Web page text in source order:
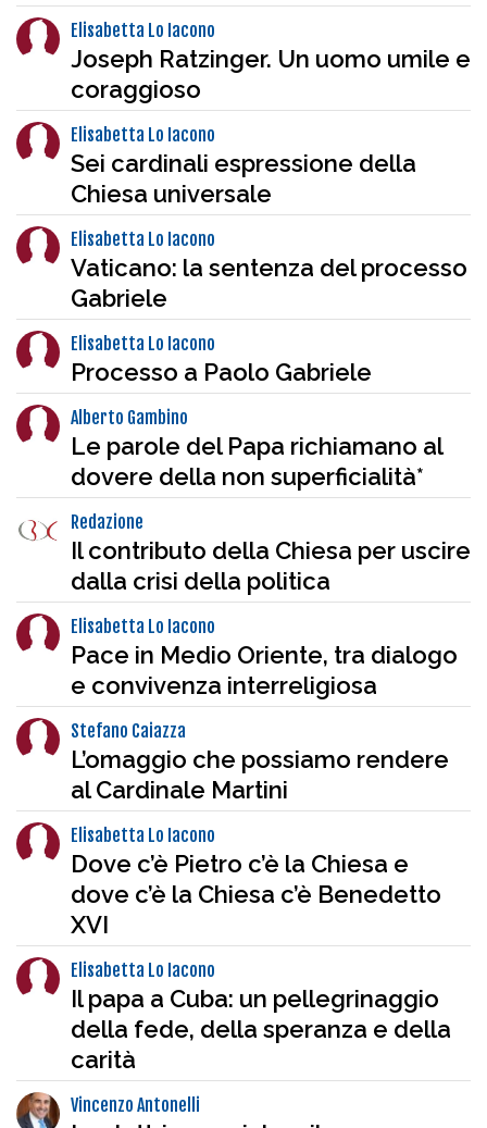
Elisabetta Lo Iacono
Joseph Ratzinger. Un uomo umile e
coraggioso
Elisabetta Lo Iacono
Sei cardinali espressione della
Chiesa universale
Elisabetta Lo Iacono
Vaticano: la sentenza del processo
Gabriele
Elisabetta Lo Iacono
Processo a Paolo Gabriele
Alberto Gambino
Le parole del Papa richiamano al
dovere della non superficialità*
Redazione
Il contributo della Chiesa per uscire
dalla crisi della politica
Elisabetta Lo Iacono
Pace in Medio Oriente, tra dialogo
e convivenza interreligiosa
Stefano Caiazza
L’omaggio che possiamo rendere
al Cardinale Martini
Elisabetta Lo Iacono
Dove c’è Pietro c’è la Chiesa e
dove c’è la Chiesa c’è Benedetto
XVI
Elisabetta Lo Iacono
Il papa a Cuba: un pellegrinaggio
della fede, della speranza e della
carità
Vincenzo Antonelli